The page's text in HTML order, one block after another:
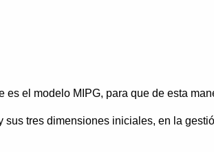
el modelo MIPG, para que de esta
tres dimensiones iniciales, en la